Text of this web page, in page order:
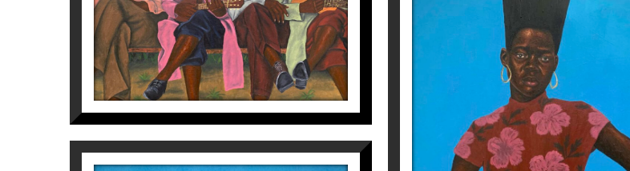
ART FAIRS
Master of Contemporaneity, StART. Saatchi Gallery, London.
Més informació sobre l’artistaTomiwa Arobieke a l’Instagram@galeriaespaicavallers
4.800€
3.650 €